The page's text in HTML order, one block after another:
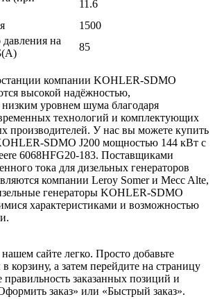
11.6
1500
давления на
85
компании KOHLER-SDMO
высокой надёжностью,
уровнем шума благодаря
технологий и комплектующих
производителей. У нас вы можете купить
SDMO J200 мощностью 144 кВт с
6068HFG20-183. Поставщиками
тока для дизельных генераторов
компании Leroy Somer и Mecc Alte,
генераторы KOHLER-SDMO
характеристиками и возможностью
сайте легко. Просто добавьте
корзину, а затем перейдите на страницу
правильность заказанных позиций и
заказ» или «Быстрый заказ».